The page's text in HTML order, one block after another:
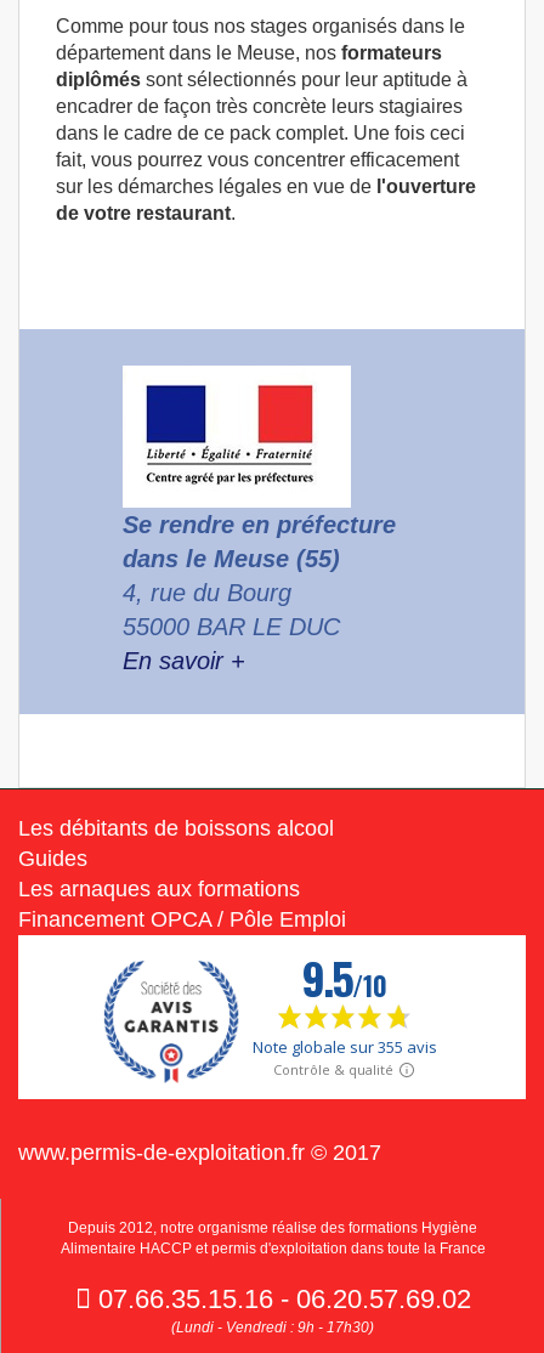
Comme pour tous nos stages organisés dans le
département dans le Meuse, nos formateurs
diplômés sont sélectionnés pour leur aptitude à
encadrer de façon très concrète leurs stagiaires
dans le cadre de ce pack complet. Une fois ceci
fait, vous pourrez vous concentrer efficacement
sur les démarches légales en vue de l'ouverture
de votre restaurant.
Se rendre en préfecture
dans le Meuse (55)
4, rue du Bourg
55000 BAR LE DUC
En savoir +
Les débitants de boissons alcool
Guides
Les arnaques aux formations
Financement OPCA / Pôle Emploi
www.permis-de-exploitation.fr © 2017
Depuis 2012, notre organisme réalise des formations Hygiène
Alimentaire HACCP et permis d'exploitation dans toute la France
07.66.35.15.16 - 06.20.57.69.02
(Lundi - Vendredi : 9h - 17h30)